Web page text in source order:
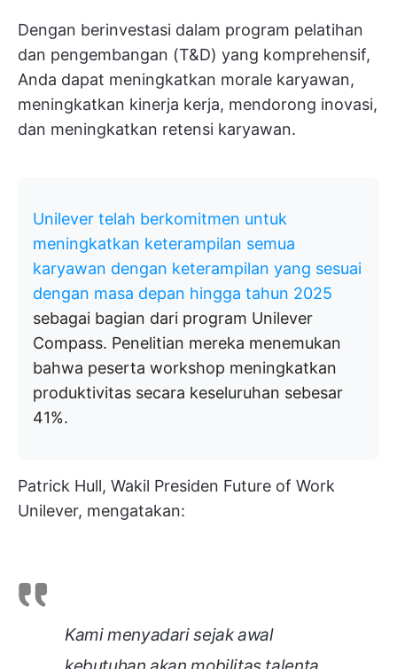
Dengan berinvestasi dalam program pelatihan
dan pengembangan (T&D) yang komprehensif,
Anda dapat meningkatkan morale karyawan,
meningkatkan kinerja kerja, mendorong inovasi,
dan meningkatkan retensi karyawan.
Unilever telah berkomitmen untuk
meningkatkan keterampilan semua
karyawan dengan keterampilan yang sesuai
dengan masa depan hingga tahun 2025
sebagai bagian dari program Unilever
Compass. Penelitian mereka menemukan
bahwa peserta workshop meningkatkan
produktivitas secara keseluruhan sebesar
41%.
Patrick Hull, Wakil Presiden Future of Work
Unilever, mengatakan:
Kami menyadari sejak awal